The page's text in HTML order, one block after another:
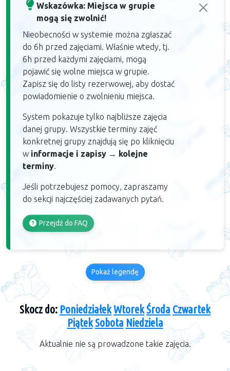
Wskazówka: Miejsca w grupie
mogą się zwolnić!
Nieobecności w systemie można zgłaszać
do 6h przed zajęciami. Właśnie wtedy, tj.
6h przed każdymi zajęciami, mogą
pojawić się wolne miejsca w grupie.
Zapisz się do listy rezerwowej, aby dostać
powiadomienie o zwolnieniu miejsca.
System pokazuje tylko najbliższe zajęcia
danej grupy. Wszystkie terminy zajęć
konkretnej grupy znajdują się po kliknięciu
w informacje i zapisy → kolejne
terminy.
Jeśli potrzebujesz pomocy, zapraszamy
do sekcji najczęściej zadawanych pytań.
Przejdź do FAQ
Pokaż legendę
Skocz do: PoniedziałekWtorekŚroda Czwartek
PiątekSobota Niedziela
Aktualnie nie są prowadzone takie zajęcia.